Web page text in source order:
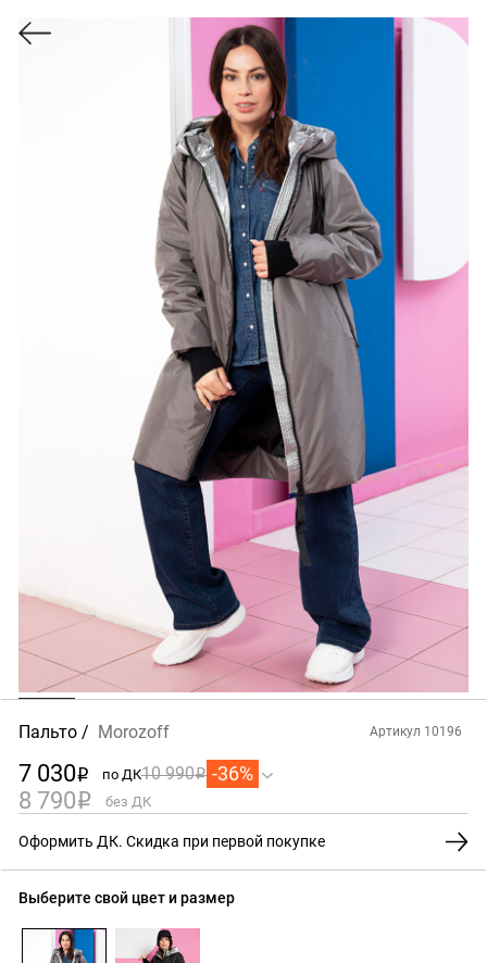
Пальто Morozoff Артикул 10196
7 030i по ДК10 990i -36%
8 790i без ДК
Оформить ДК. Скидка при первой покупке
Выберите свой цвет и размер